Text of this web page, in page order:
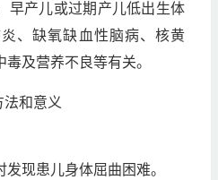
早产儿或过期产儿低出生体
、缺氧缺血性脑病、核黄
及营养不良等有关。
法和意义
现患儿身体屈曲困难。